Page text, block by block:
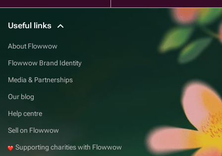
Useful links
About Flowwow
Flowwow Brand Identity
Media & Partnerships
Our blog
Help centre
Sell on Flowwow
Supporting charities with Flowwow